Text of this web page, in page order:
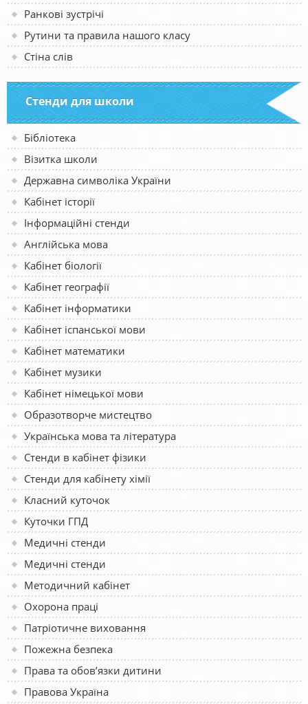
Ранкові зустрічі
Рутини та правила нашого класу
Стіна слів
Стенди для школи
Бібліотека
Візитка школи
Державна символіка України
Кабінет історії
Інформаційні стенди
Англійська мова
Кабінет біології
Кабінет географії
Кабінет інформатики
Кабінет іспанської мови
Кабінет математики
Кабінет музики
Кабінет німецької мови
Образотворче мистецтво
Українська мова та література
Стенди в кабінет фізики
Стенди для кабінету хімії
Класний куточок
Куточки ГПД
Медичні стенди
Медичні стенди
Методичний кабінет
Охорона праці
Патріотичне виховання
Пожежна безпека
Права та обов’язки дитини
Правова Україна